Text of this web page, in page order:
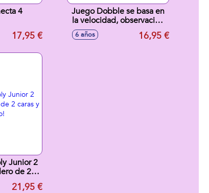
4
17,95 €
Juego Dobble se basa en
la velocidad, observación
6 años 16,95 €
Junior 2
de 2
de juego!
21,95 €